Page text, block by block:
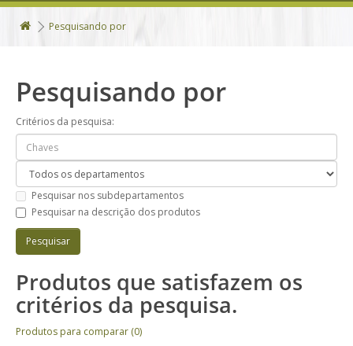
Pesquisando por
Pesquisando por
Critérios da pesquisa:
Pesquisar nos subdepartamentos
Pesquisar na descrição dos produtos
Produtos que satisfazem os
critérios da pesquisa.
Produtos para comparar (0)